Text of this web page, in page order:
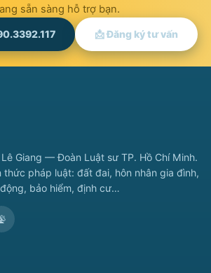
sẵn sàng hỗ trợ bạn.
📩 Đăng ký tư vấn
Giang — Đoàn Luật sư TP. Hồ Chí Minh.
thức pháp luật: đất đai, hôn nhân gia đình,
bảo hiểm, định cư…